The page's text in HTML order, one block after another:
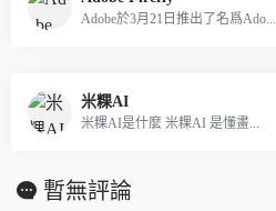
Adobe於3月21日推出了名爲Ado...
米粿AI
米粿AI是什麼 米粿AI 是懂畫...
暫無評論